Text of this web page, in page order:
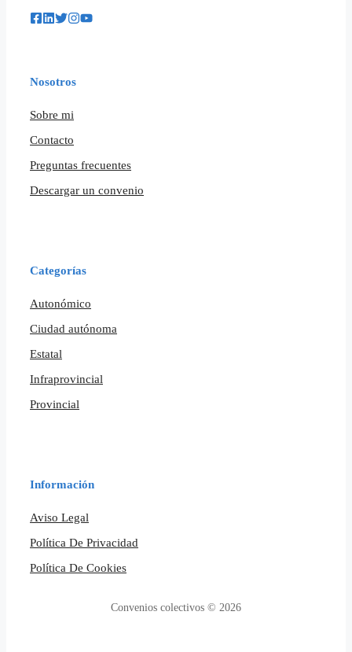
Nosotros
Sobre mi
Contacto
Preguntas frecuentes
Descargar un convenio
Categorías
Autonómico
Ciudad autónoma
Estatal
Infraprovincial
Provincial
Información
Aviso Legal
Política De Privacidad
Política De Cookies
Convenios colectivos © 2026